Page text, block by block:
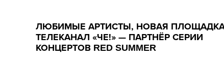
ЛЮБИМЫЕ АРТИСТЫ, НОВАЯ
ТЕЛЕКАНАЛ «ЧЕ!» — ПАРТНЁР СЕРИИ
КОНЦЕРТОВ RED SUMMER